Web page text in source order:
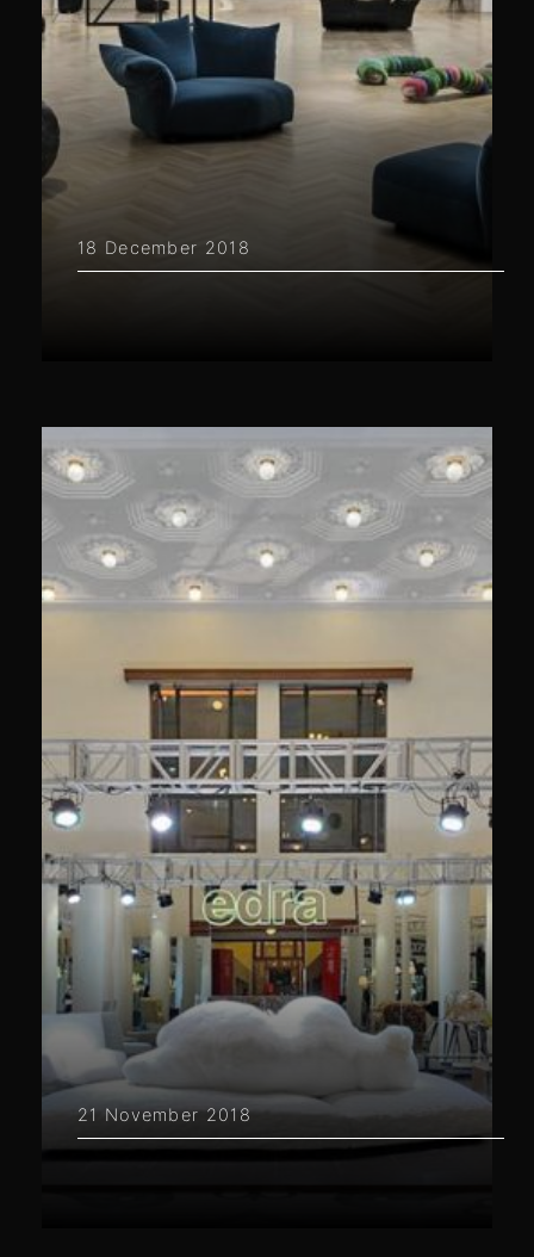
18 December 2018
21 November 2018